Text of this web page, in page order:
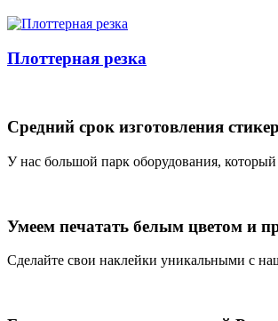
Плоттерная резка
Средний срок изготовления
У нас большой парк оборудования,
Умеем печатать белым цветом и
Сделайте свои наклейки уникальными с